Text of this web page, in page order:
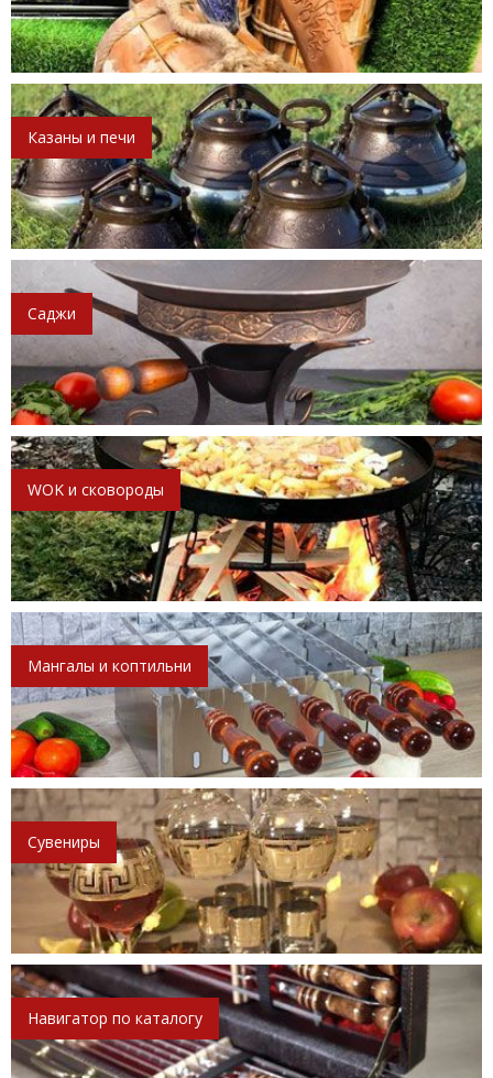
Казаны и печи
Саджи
WOK и сковороды
Мангалы и коптильни
Сувениры
Навигатор по каталогу